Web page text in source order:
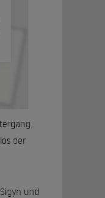
der
und